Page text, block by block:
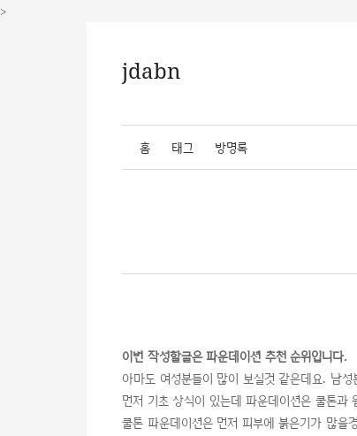
>
jdabn
홈 태그 방명록
이번 작성할글은 파운데이션 추천 순위입니다.
아마도 여성분들이 많이 보실것 같은데요. 남
먼저 기초 상식이 있는데 파운데이션은 쿨톤과
쿨톤 파운데이션은 먼저 피부에 붉은기가 많